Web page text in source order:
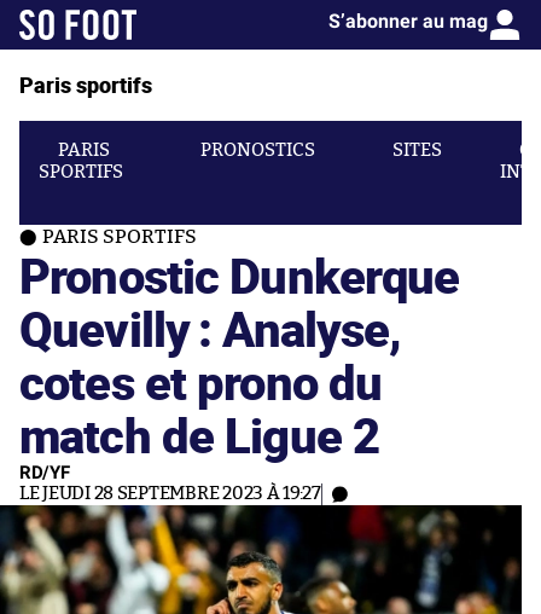
S’abonner au mag
Paris sportifs
PARIS
SPORTIFS
PRONOSTICS SITES
PARIS SPORTIFS
Pronostic Dunkerque
Quevilly : Analyse,
cotes et prono du
match de Ligue 2
RD/YF
LE JEUDI 28 SEPTEMBRE 2023 À 19:27